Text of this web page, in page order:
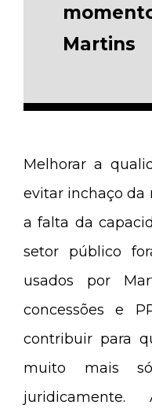
Martins
Melhorar a
evitar inchaço da
a falta da
setor público
usados por
concessões e
contribuir para
muito mais